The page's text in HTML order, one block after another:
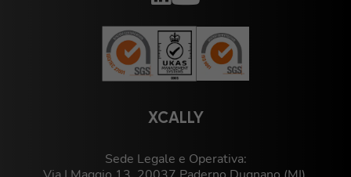
XCALLY
Sede Legale e Operativa: